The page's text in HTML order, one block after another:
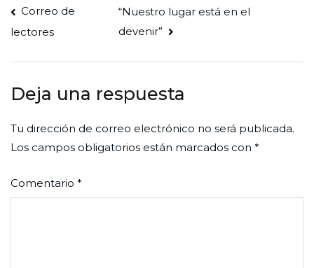
Navegación
de
Correo de
lectores
“Nuestro lugar está en el
devenir”
Deja una respuesta
Tu dirección de correo electrónico no será publicada.
Los campos obligatorios están marcados con *
Comentario *